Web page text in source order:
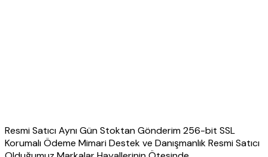
Resmi Satıcı Aynı Gün Stoktan Gönderim 256-bit SSL
Korumalı Ödeme Mimari Destek ve Danışmanlık Resmi Satıcı